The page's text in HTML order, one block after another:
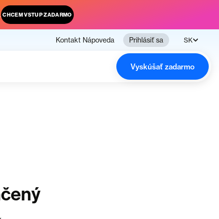
CHCEM VSTUP ZADARMO
Kontakt Nápoveda Prihlásiť sa SK
Vyskúšať zadarmo